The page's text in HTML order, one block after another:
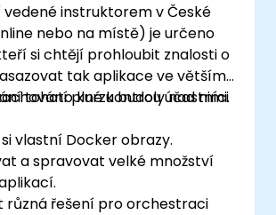
instruktorem v České
nebo na místě) je určeno
si chtějí prohloubit znalosti o
tak aplikace ve větším
plné kontroly nad nimi.
tohoto kurzu budou účastníci
vlastní Docker obrazy.
a spravovat velké množství
různá řešení pro orchestraci